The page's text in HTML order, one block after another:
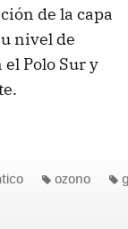
de la capa
nivel de
Polo Sur y
ozono